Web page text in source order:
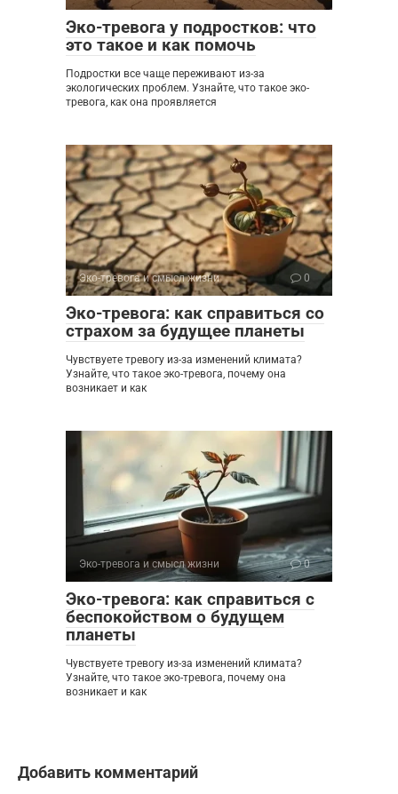
Эко-тревога у подростков: что
это такое и как помочь
Подростки все чаще переживают из-за
экологических проблем. Узнайте, что такое эко-
тревога, как она проявляется
Эко-тревога и смысл жизни 0
Эко-тревога: как справиться со
страхом за будущее планеты
Чувствуете тревогу из-за изменений климата?
Узнайте, что такое эко-тревога, почему она
возникает и как
Эко-тревога и смысл жизни 0
Эко-тревога: как справиться с
беспокойством о будущем
планеты
Чувствуете тревогу из-за изменений климата?
Узнайте, что такое эко-тревога, почему она
возникает и как
Добавить комментарий